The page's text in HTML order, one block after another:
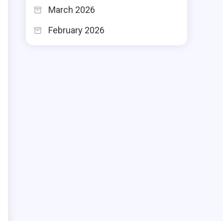
March 2026
February 2026